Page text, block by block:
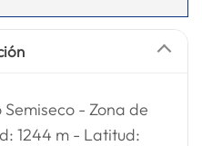
- Zona de
1244 m - Latitud: